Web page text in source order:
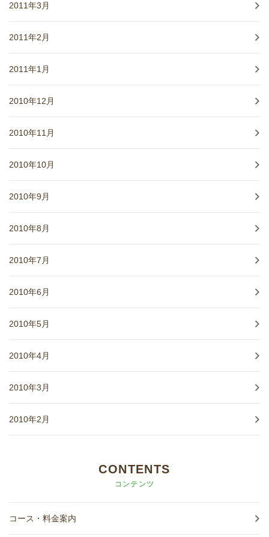
2011年3月
2011年2月
2011年1月
2010年12月
2010年11月
2010年10月
2010年9月
2010年8月
2010年7月
2010年6月
2010年5月
2010年4月
2010年3月
2010年2月
CONTENTS
コンテンツ
コース・料金案内